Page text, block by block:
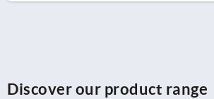
Discover our product range